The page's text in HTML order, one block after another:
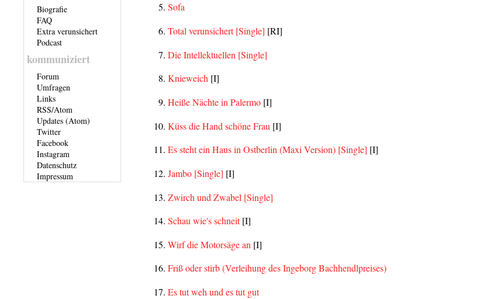
Biografie
FAQ
Extra verunsichert
Podcast
kommuniziert
Forum
Umfragen
Links
RSS/Atom
Updates (Atom)
Twitter
Facebook
Instagram
Datenschutz
Impressum
Sofa
Total verunsichert [Single] [RI]
Die Intellektuellen [Single]
Knieweich [I]
Heiße Nächte in Palermo [I]
Küss die Hand schöne Frau [I]
Es steht ein Haus in Ostberlin (Maxi Version) [Single] [I]
Jambo [Single] [I]
Zwirch und Zwabel [Single]
Schau wie's schneit[I]
Wirf die Motorsäge an [I]
Friß oder stirb (Verleihung des Ingeborg Bachhendlpreises)
Es tut weh und es tut gut